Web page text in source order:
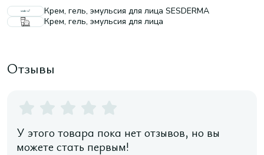
Крем, гель, эмульсия для лица SESDERMA
Крем, гель, эмульсия для лица
Отзывы
У этого товара пока нет отзывов, но вы
можете стать первым!